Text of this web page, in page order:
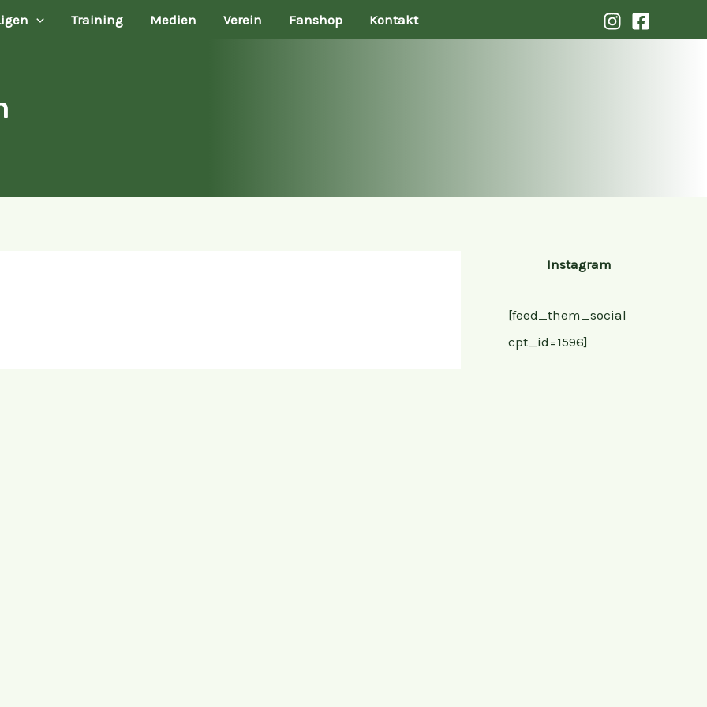
Training Medien Verein Fanshop Kontakt
Instagram
[feed_them_social
cpt_id=1596]